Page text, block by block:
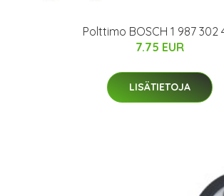
Polttimo BOSCH 1 987 302
7.75 EUR
LISÄTIETOJA